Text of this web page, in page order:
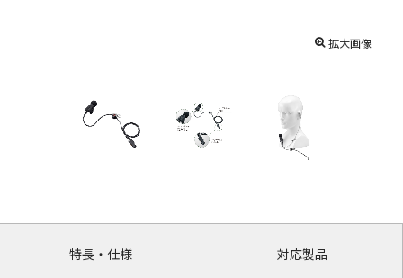
拡大画像
特長・仕様 対応製品